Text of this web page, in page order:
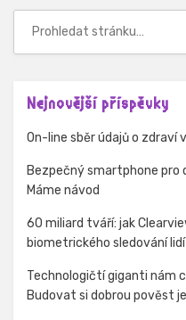
Nejnovější příspěvky
On-line sběr údajů o
Bezpečný smartphone
Máme návod
60 miliard tváří: jak
biometrického sledování lidí
Technologičtí giganti nám
Budovat si dobrou pověst